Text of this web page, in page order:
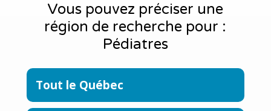
Vous pouvez préciser une
région de recherche pour :
Pédiatres
Tout le Québec